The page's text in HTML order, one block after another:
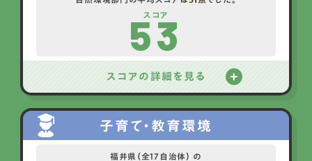
スコア
53
スコアの詳細を見る
子育て・教育環境
福井県（全17自治体） の